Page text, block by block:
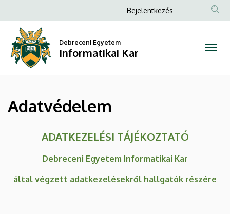
Informatikai
a
tartalomra
Anonim
menüje
Bejelentkezés
Debreceni Egyetem
Informatikai Kar
Adatvédelem
ADATKEZELÉSI TÁJÉKOZTATÓ
Debreceni Egyetem Informatikai Kar
által végzett adatkezelésekről hallgatók részére